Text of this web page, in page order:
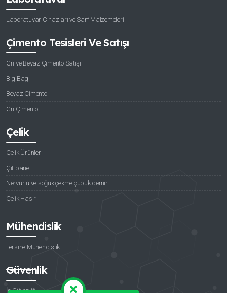
Laboratuvar Cihazları ve Sarf Malzemeleri
Çimento Tesisleri Ve Satışı
Gri ve Beyaz Çimento Satışı
Big Bag
Beyaz Çimento
Gri Çimento
Çelik
Çelik Ürünleri
Çit panel
Nervürlü ve soğuk çekme çubuk demir
Çelik Hasır
Mühendislik
Tersine Mühendislik
Güvenlik
İş Güvenliği